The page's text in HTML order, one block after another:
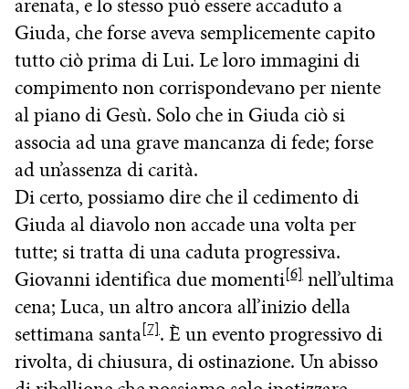
arenata, e lo stesso può essere accaduto a
Giuda, che forse aveva semplicemente capito
tutto ciò prima di Lui. Le loro immagini di
compimento non corrispondevano per niente
al piano di Gesù. Solo che in Giuda ciò si
associa ad una grave mancanza di fede; forse
ad un’assenza di carità.
Di certo, possiamo dire che il cedimento di
Giuda al diavolo non accade una volta per
tutte; si tratta di una caduta progressiva.
Giovanni identifica due momenti[6] nell’ultima
cena; Luca, un altro ancora all’inizio della
settimana santa[7]. È un evento progressivo di
rivolta, di chiusura, di ostinazione. Un abisso